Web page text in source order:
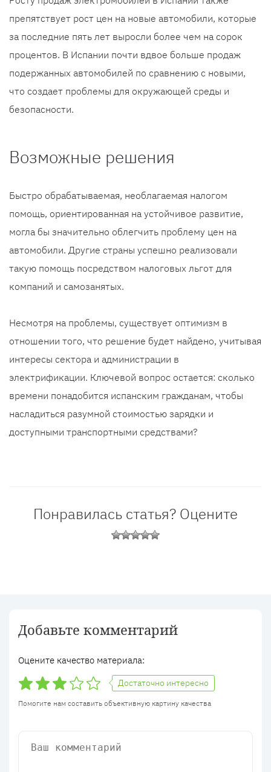
препятствует рост цен на новые автомобили, которые
за последние пять лет выросли более чем на сорок
процентов. В Испании почти вдвое больше продаж
подержанных автомобилей по сравнению с новыми,
что создает проблемы для окружающей среды и
безопасности.
Возможные решения
Быстро обрабатываемая, необлагаемая налогом
помощь, ориентированная на устойчивое развитие,
могла бы значительно облегчить проблему цен на
автомобили. Другие страны успешно реализовали
такую ​​помощь посредством налоговых льгот для
компаний и самозанятых.
Несмотря на проблемы, существует оптимизм в
отношении того, что решение будет найдено, учитывая
интересы сектора и администрации в
электрификации. Ключевой вопрос остается: сколько
времени понадобится испанским гражданам, чтобы
насладиться разумной стоимостью зарядки и
доступными транспортными средствами?
Понравилась статья? Оцените
Добавьте комментарий
Оцените качество материала:
Достаточно интересно
Помогите нам составить объективную картину качества